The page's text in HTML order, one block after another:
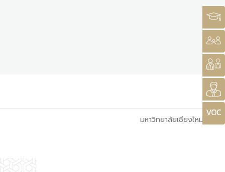
มหาวิทยาลัยเชียงใหม่